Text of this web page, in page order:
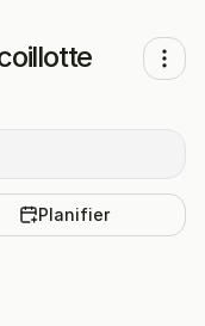
Planifier